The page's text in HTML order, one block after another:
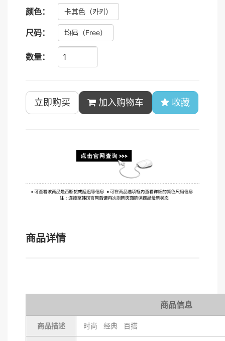
颜色： 卡其色 （카키）
尺码： 均码 （Free）
数量：
立即购买 加入购物车 收藏
商品详情
商品信息
商品描述 时尚 经典 百搭